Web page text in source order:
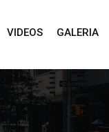
VIDEOS GALERIA